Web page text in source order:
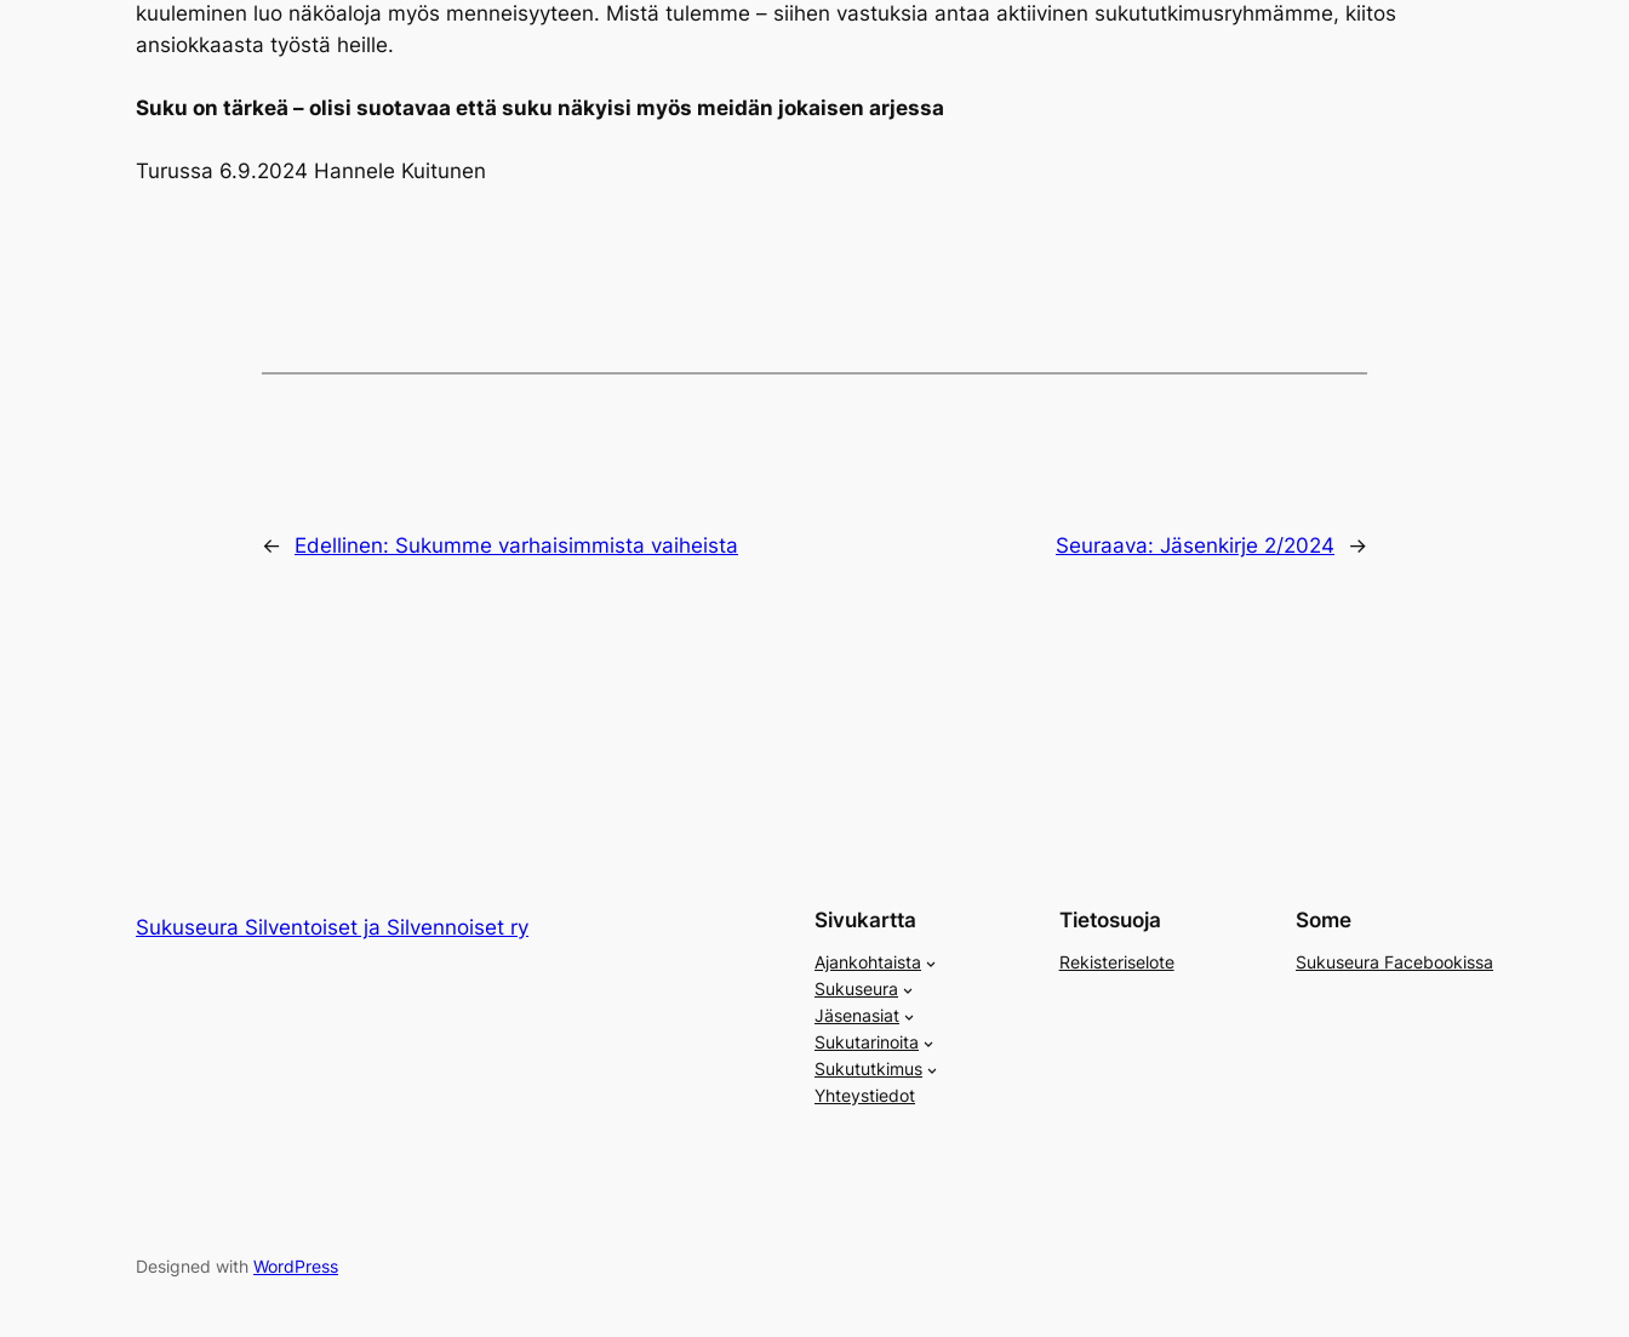
kuuleminen luo näköaloja myös menneisyyteen. Mistä tulemme – siihen vastuksia antaa aktiivinen sukututkimusryhmämme, kiitos
ansiokkaasta työstä heille.
Suku on tärkeä – olisi suotavaa että suku näkyisi myös meidän jokaisen arjessa
Turussa 6.9.2024 Hannele Kuitunen
← Edellinen: Sukumme varhaisimmista vaiheista Seuraava: Jäsenkirje 2/2024 →
Sukuseura Silventoiset ja Silvennoiset ry Sivukartta
Ajankohtaista
Sukuseura
Jäsenasiat
Sukutarinoita
Sukututkimus
Yhteystiedot
Tietosuoja
Rekisteriselote
Some
Sukuseura Facebookissa
Designed with WordPress